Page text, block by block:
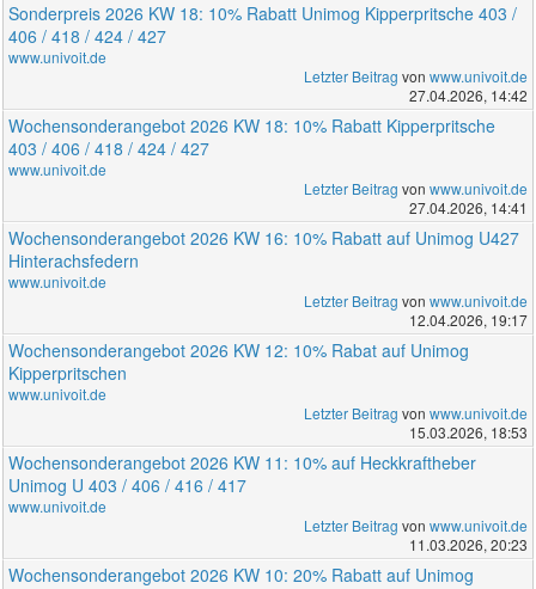
Sonderpreis 2026 KW 18: 10% Rabatt Unimog Kipperpritsche 403 /
406 / 418 / 424 / 427
www.univoit.de
Letzter Beitrag von www.univoit.de
27.04.2026, 14:42
Wochensonderangebot 2026 KW 18: 10% Rabatt Kipperpritsche
403 / 406 / 418 / 424 / 427
www.univoit.de
Letzter Beitrag von www.univoit.de
27.04.2026, 14:41
Wochensonderangebot 2026 KW 16: 10% Rabatt auf Unimog U427
Hinterachsfedern
www.univoit.de
Letzter Beitrag von www.univoit.de
12.04.2026, 19:17
Wochensonderangebot 2026 KW 12: 10% Rabat auf Unimog
Kipperpritschen
www.univoit.de
Letzter Beitrag von www.univoit.de
15.03.2026, 18:53
Wochensonderangebot 2026 KW 11: 10% auf Heckkraftheber
Unimog U 403 / 406 / 416 / 417
www.univoit.de
Letzter Beitrag von www.univoit.de
11.03.2026, 20:23
Wochensonderangebot 2026 KW 10: 20% Rabatt auf Unimog